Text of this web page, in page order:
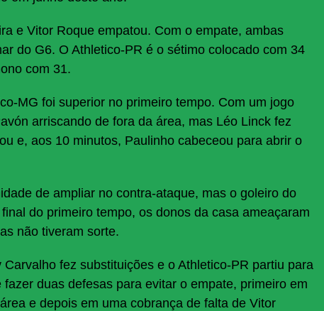
e Vitor Roque empatou. Com o empate, ambas
do G6. O Athletico-PR é o sétimo colocado com 34
com 31.
MG foi superior no primeiro tempo. Com um jogo
arriscando de fora da área, mas Léo Linck fez
e, aos 10 minutos, Paulinho cabeceou para abrir o
de ampliar no contra-ataque, mas o goleiro do
do primeiro tempo, os donos da casa ameaçaram
não tiveram sorte.
fez substituições e o Athletico-PR partiu para
duas defesas para evitar o empate, primeiro em
e depois em uma cobrança de falta de Vitor